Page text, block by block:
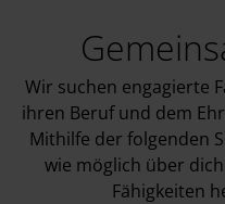
Wir suchen engagierte
ihren Beruf und dem
Mithilfe der folgenden
wie möglich über
Fähigkeiten